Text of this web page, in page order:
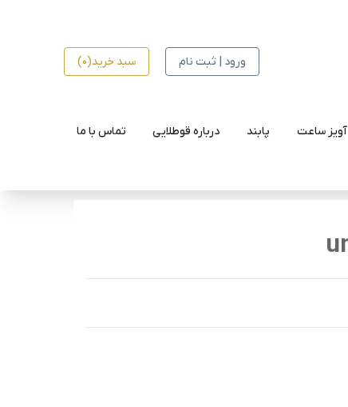
ورود | ثبت نام سبد خرید(0)
آویز ساعت پابند درباره قوطلایی تماس با ما